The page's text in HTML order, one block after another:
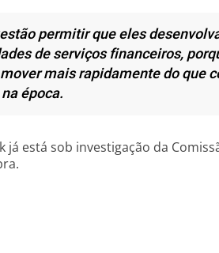
permitir que eles
de serviços financeiros,
mais rapidamente do que
época.
já está sob investigação da